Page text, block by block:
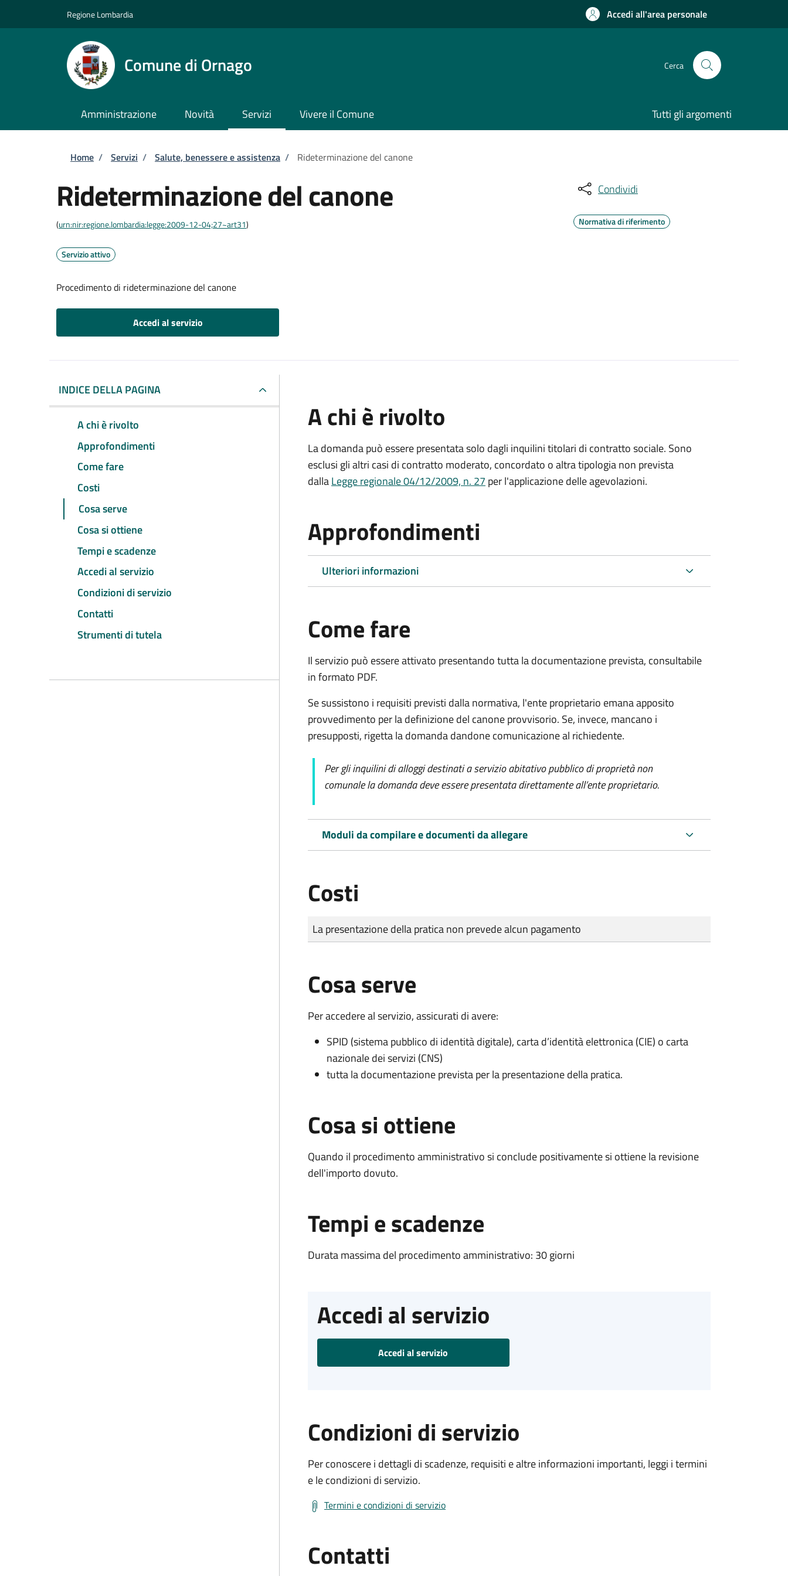
Regione Lombardia Accedi all'area personale
Comune di Ornago Cerca
Amministrazione Novità Servizi Vivere il Comune Tutti gli argomenti
Briciole di pane
Home / Servizi / Salute, benessere e assistenza / Rideterminazione del canone
Rideterminazione del canone
(urn:nir:regione.lombardia:legge:2009-12-04;27~art31)
Servizio attivo
Procedimento di rideterminazione del canone
Accedi al servizio
Condividi
Normativa di riferimento
INDICE DELLA PAGINA
A chi è rivolto
Approfondimenti
Come fare
Costi
Cosa serve
Cosa si ottiene
Tempi e scadenze
Accedi al servizio
Condizioni di servizio
Contatti
Strumenti di tutela
A chi è rivolto
La domanda può essere presentata solo dagli inquilini titolari di contratto sociale. Sono
esclusi gli altri casi di contratto moderato, concordato o altra tipologia non prevista
dallaLegge regionale 04/12/2009, n. 27 per l'applicazione delle agevolazioni.
Approfondimenti
Ulteriori informazioni
Come fare
Il servizio può essere attivato presentando tutta la documentazione prevista, consultabile
in formato PDF.
Se sussistono i requisiti previsti dalla normativa, l'ente proprietario emana apposito
provvedimento per la definizione del canone provvisorio. Se, invece, mancano i
presupposti, rigetta la domanda dandone comunicazione al richiedente.
Per gli inquilini di alloggi destinati a servizio abitativo pubblico di proprietà non
comunale la domanda deve essere presentata direttamente all’ente proprietario.
Moduli da compilare e documenti da allegare
Costi
Tipo di pagamento
Importo
La presentazione della pratica non prevede alcun pagamento
Cosa serve
Per accedere al servizio, assicurati di avere:
SPID (sistema pubblico di identità digitale), carta d’identità elettronica (CIE) o carta
nazionale dei servizi (CNS)
tutta la documentazione prevista per la presentazione della pratica.
Cosa si ottiene
Quando il procedimento amministrativo si conclude positivamente si ottiene la revisione
dell'importo dovuto.
Tempi e scadenze
Durata massima del procedimento amministrativo: 30 giorni
Accedi al servizio
Accedi al servizio
Condizioni di servizio
Per conoscere i dettagli di scadenze, requisiti e altre informazioni importanti, leggi i termini
e le condizioni di servizio.
Termini e condizioni di servizio
Contatti